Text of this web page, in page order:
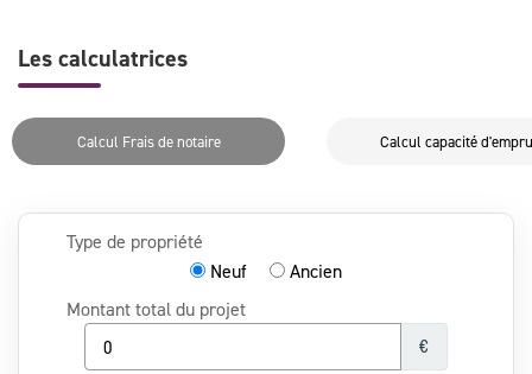
Les calculatrices
Calcul Frais de notaire Calcul capacité